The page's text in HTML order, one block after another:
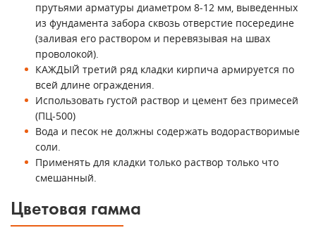
прутьями арматуры диаметром 8-12 мм, выведенных
из фундамента забора сквозь отверстие посередине
(заливая его раствором и перевязывая на швах
проволокой).
КАЖДЫЙ третий ряд кладки кирпича армируется по
всей длине ограждения.
Использовать густой раствор и цемент без примесей
(ПЦ-500)
Вода и песок не должны содержать водорастворимые
соли.
Применять для кладки только раствор только что
смешанный.
Цветовая гамма